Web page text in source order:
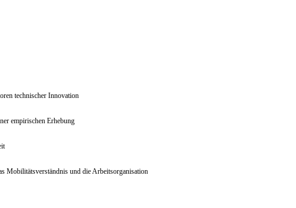
technischer Innovation
empirischen Erhebung
Mobilitätsverständnis und die Arbeitsorganisation